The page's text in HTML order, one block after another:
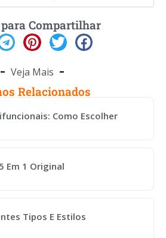
Compartilhar
Veja Mais
Relacionados
Como Escolher
Em 1 Original
Tipos E Estilos